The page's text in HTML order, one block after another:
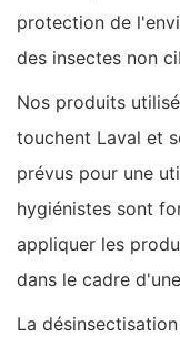
protection de
des insectes non
Nos produits
touchent Laval et
prévus pour une
hygiénistes sont
appliquer les
dans le cadre
La